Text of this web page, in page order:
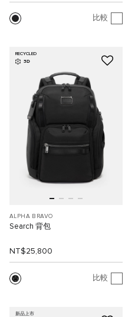
比較
RECYCLED
3D
ALPHA BRAVO
Search 背包
NT$25,800
比較
新品上市